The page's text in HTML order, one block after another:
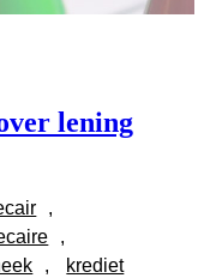
lening
,
krediet